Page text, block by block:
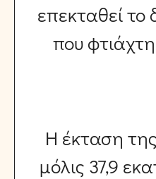
επεκταθεί το
που
Η έκταση
μόλις 37,9